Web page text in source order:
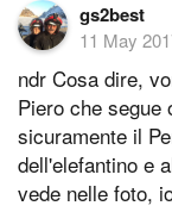
gs2best
11 May
ndr Cosa dire,
Piero che segue
sicuramente il
dell'elefantino e
vede nelle foto,